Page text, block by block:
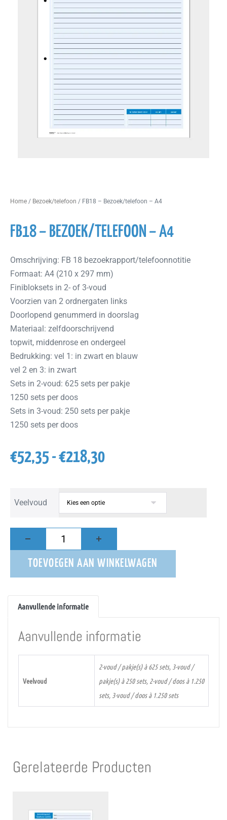
Home / Bezoek/telefoon / FB18 – Bezoek/telefoon – A4
FB18 – BEZOEK/TELEFOON – A4
Omschrijving: FB 18 bezoekrapport/telefoonnotitie
Formaat: A4 (210 x 297 mm)
Finibloksets in 2- of 3-voud
Voorzien van 2 ordnergaten links
Doorlopend genummerd in doorslag
Materiaal: zelfdoorschrijvend
topwit, middenrose en ondergeel
Bedrukking: vel 1: in zwart en blauw
vel 2 en 3: in zwart
Sets in 2-voud: 625 sets per pakje
1250 sets per doos
Sets in 3-voud: 250 sets per pakje
1250 sets per doos
€52,35 -€218,30
Veelvoud
TOEVOEGEN AAN WINKELWAGEN
Aanvullende informatie
Aanvullende informatie
Veelvoud
2-voud / pakje(s) à 625 sets, 3-voud /
pakje(s) à 250 sets, 2-voud / doos à 1.250
sets, 3-voud / doos à 1.250 sets
Gerelateerde Producten